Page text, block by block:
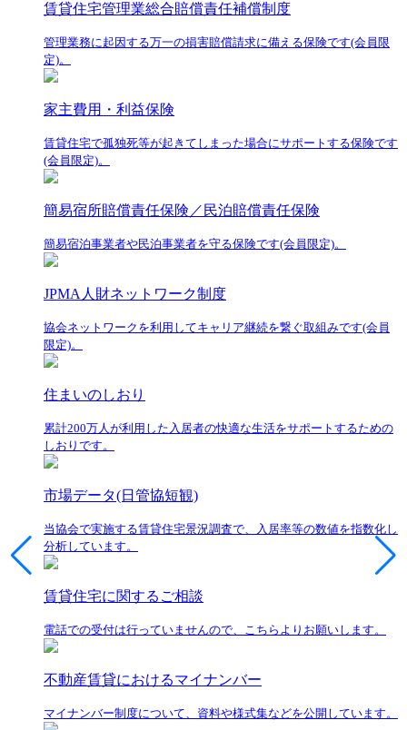
賃貸住宅管理業総合賠償責任補償制度
管理業務に起因する万一の損害賠償請求に備える保険です(会員限
定)。
家主費用・利益保険
賃貸住宅で孤独死等が起きてしまった場合にサポートする保険です
(会員限定)。
簡易宿所賠償責任保険／民泊賠償責任保険
簡易宿泊事業者や民泊事業者を守る保険です(会員限定)。
JPMA人財ネットワーク制度
協会ネットワークを利用してキャリア継続を繋ぐ取組みです(会員
限定)。
住まいのしおり
累計200万人が利用した入居者の快適な生活をサポートするための
しおりです。
市場データ(日管協短観)
当協会で実施する賃貸住宅景況調査で、入居率等の数値を指数化し
分析しています。
賃貸住宅に関するご相談
電話での受付は行っていませんので、こちらよりお願いします。
不動産賃貸におけるマイナンバー
マイナンバー制度について、資料や様式集などを公開しています。